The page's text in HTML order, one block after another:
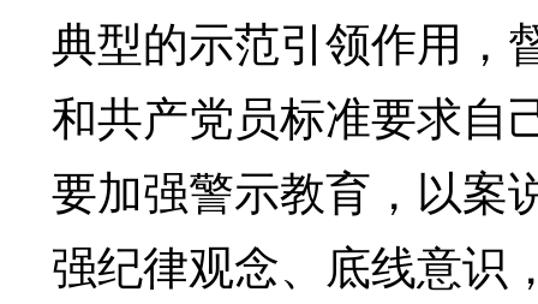
典型的示范引领作用，
和共产党员标准要求自
要加强警示教育，以案
强纪律观念、底线意识